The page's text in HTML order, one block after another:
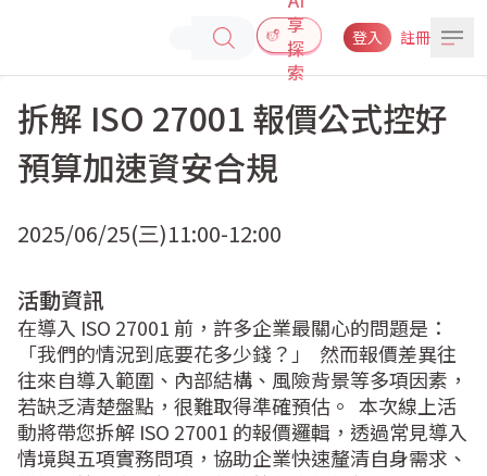
享
探
索
登入 註冊
拆解 ISO 27001 報價公式控好
預算加速資安合規
2025/06/25(三)11:00-12:00
活動資訊
在導入 ISO 27001 前，許多企業最關心的問題是：
「我們的情況到底要花多少錢？」  然而報價差異往
往來自導入範圍、內部結構、風險背景等多項因素，
若缺乏清楚盤點，很難取得準確預估。  本次線上活
動將帶您拆解 ISO 27001 的報價邏輯，透過常見導入
情境與五項實務問項，協助企業快速釐清自身需求、